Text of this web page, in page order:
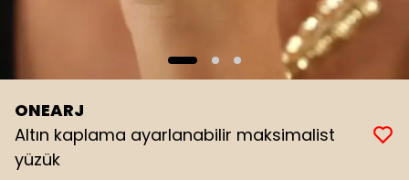
ONEARJ
Altın kaplama ayarlanabilir maksimalist
yüzük